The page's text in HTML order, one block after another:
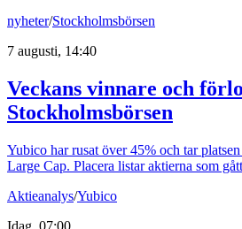
nyheter/Stockholmsbörsen
7 augusti, 14:40
Veckans vinnare och
Stockholmsbörsen
Yubico har rusat över 45% och tar
Large Cap. Placera listar aktierna som
Aktieanalys/Yubico
Idag, 07:00